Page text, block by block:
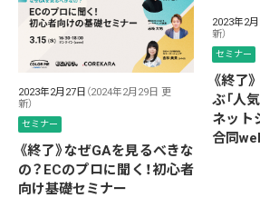
2023年2月27日 （2024年2月29日 更
新）
セミナー
《終了》なぜGAを見るべきな
の？ECのプロに聞く！初心者
向け基礎セミナー
2023年2
新）
セミナー
《終了
ぶ「人
ネット
合同